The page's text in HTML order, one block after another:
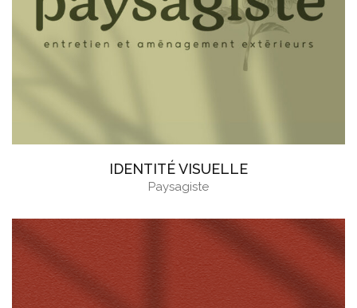
IDENTITÉ VISUELLE
Paysagiste